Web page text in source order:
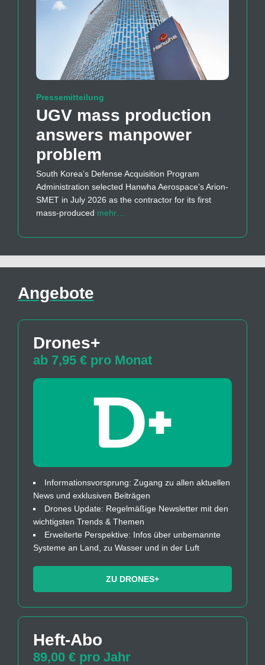
Pressemitteilung
UGV mass production
answers manpower
problem
South Korea’s Defense Acquisition Program
Administration selected Hanwha Aerospace’s Arion-
SMET in July 2026 as the contractor for its first
mass-produced mehr…
Angebote
Drones+
ab 7,95 € pro Monat
Informationsvorsprung: Zugang zu allen aktuellen
News und exklusiven Beiträgen
Drones Update: Regelmäßige Newsletter mit den
wichtigsten Trends & Themen
Erweiterte Perspektive: Infos über unbemannte
Systeme an Land, zu Wasser und in der Luft
ZU DRONES+
Heft-Abo
89,00 € pro Jahr